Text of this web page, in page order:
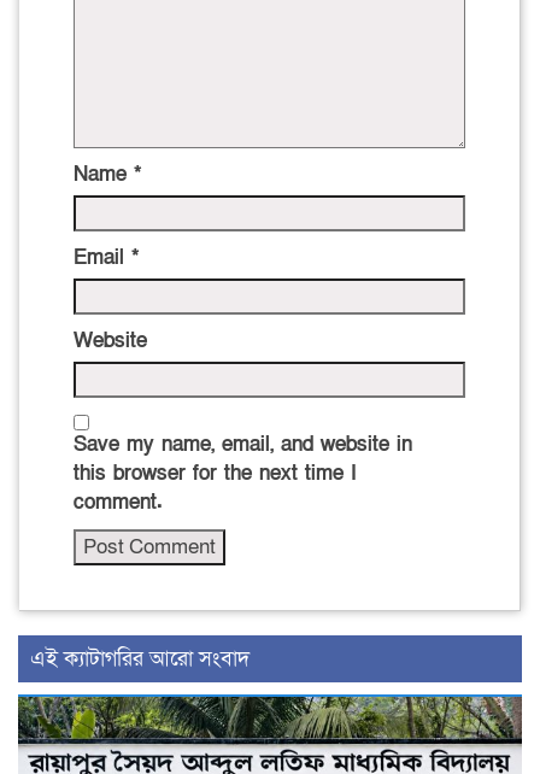
Name *
Email *
Website
Save my name, email, and website in
this browser for the next time I
comment.
‍এই ক্যাটাগরির ‍আরো সংবাদ